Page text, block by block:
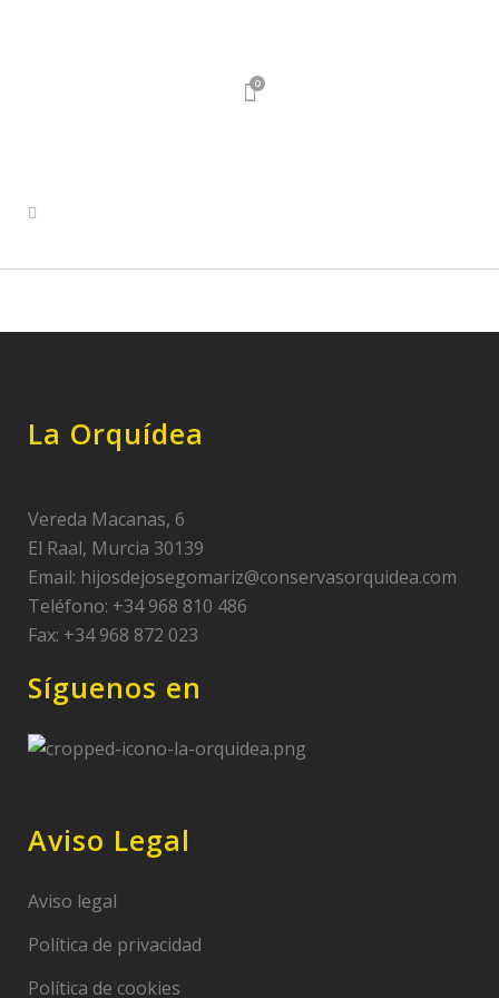
0
La Orquídea
Vereda Macanas, 6
El Raal, Murcia 30139
Email: hijosdejosegomariz@conservasorquidea.com
Teléfono: +34 968 810 486
Fax: +34 968 872 023
Síguenos en
Aviso Legal
Aviso legal
Política de privacidad
Política de cookies